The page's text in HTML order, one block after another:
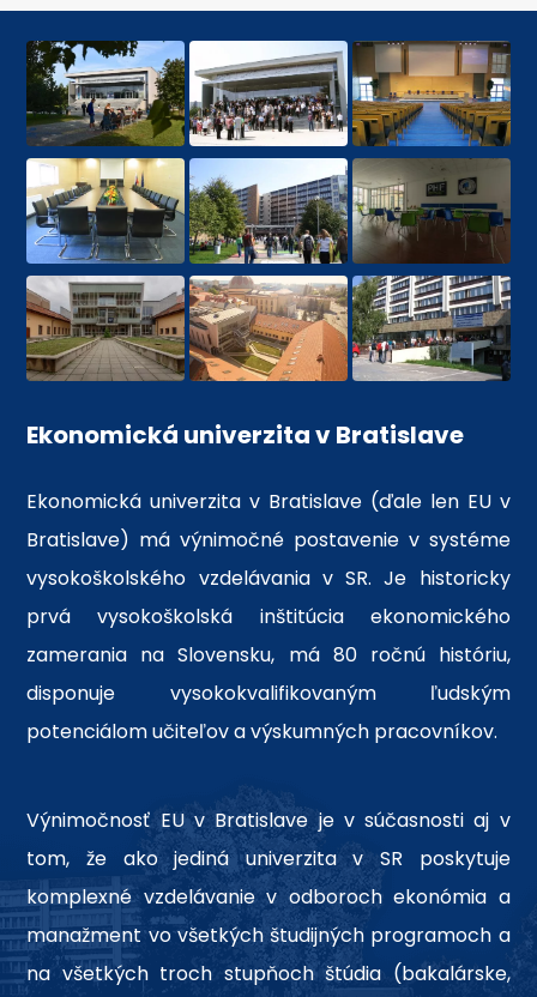
Ekonomická univerzita v Bratislave
Ekonomická univerzita v Bratislave (ďale len EU v
Bratislave) má výnimočné postavenie v systéme
vysokoškolského vzdelávania v SR. Je historicky
prvá vysokoškolská inštitúcia ekonomického
zamerania na Slovensku, má 80 ročnú históriu,
disponuje vysokokvalifikovaným ľudským
potenciálom učiteľov a výskumných pracovníkov.
Výnimočnosť EU v Bratislave je v súčasnosti aj v
tom, že ako jediná univerzita v SR poskytuje
komplexné vzdelávanie v odboroch ekonómia a
manažment vo všetkých študijných programoch a
na všetkých troch stupňoch štúdia (bakalárske,